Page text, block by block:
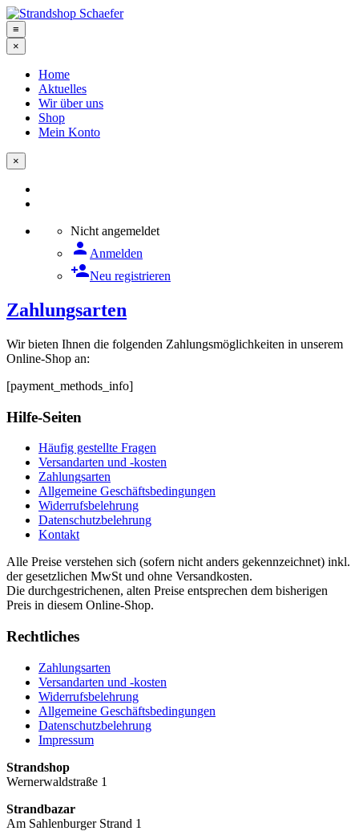
≡
×
Home
Aktuelles
Wir über uns
Shop
Mein Konto
×
Nicht angemeldet
person Anmelden
person_addNeu registrieren
Zahlungsarten
Wir bieten Ihnen die folgenden Zahlungsmöglichkeiten in unserem
Online-Shop an:
[payment_methods_info]
Hilfe-Seiten
Häufig gestellte Fragen
Versandarten und -kosten
Zahlungsarten
Allgemeine Geschäftsbedingungen
Widerrufsbelehrung
Datenschutzbelehrung
Kontakt
Alle Preise verstehen sich (sofern nicht anders gekennzeichnet) inkl.
der gesetzlichen MwSt und ohne Versandkosten.
Die durchgestrichenen, alten Preise entsprechen dem bisherigen
Preis in diesem Online-Shop.
Rechtliches
Zahlungsarten
Versandarten und -kosten
Widerrufsbelehrung
Allgemeine Geschäftsbedingungen
Datenschutzbelehrung
Impressum
Strandshop
Wernerwaldstraße 1
Strandbazar
Am Sahlenburger Strand 1